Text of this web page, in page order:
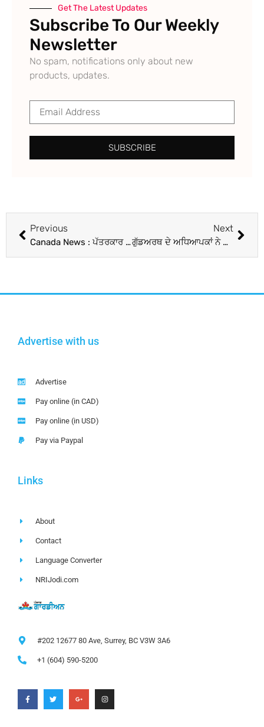
Get The Latest Updates
Subscribe To Our Weekly
Newsletter
No spam, notifications only about new
products, updates.
SUBSCRIBE
Previous
Canada News : ਪੱਤਰਕਾਰ ਸਤਪਾਲ ਸਿੰਘ ਜੌਹਲ ਪੀਲ ਬੋਰਡ ਦੇ ਉੱਪ ਚੇਅਰਮੈਨ ਨਿਯੁਕਤ
Next
ਗੁੱਡਅਰਥ ਦੇ ਅਧਿਆਪਕਾਂ ਨੇ ਸੈਮੀਨਾਰ ‘ਚ ਭਾਗ ਲਿਆ
Advertise with us
Advertise
Pay online (in CAD)
Pay online (in USD)
Pay via Paypal
Links
About
Contact
Language Converter
NRIJodi.com
#202 12677 80 Ave, Surrey, BC V3W 3A6
+1 (604) 590-5200